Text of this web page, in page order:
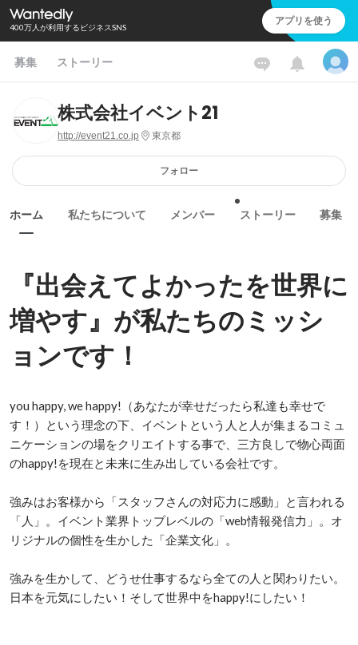
400万人が利用するビジネスSNS アプリを使う
募集 ストーリー
株式会社イベント21
http://event21.co.jp 東京都
フォロー
ホーム 私たちについて メンバー ストーリー 募集
『出会えてよかったを世界に
増やす』が私たちのミッシ
ョンです！
you happy, we happy!（あなたが幸せだったら私達も幸せで
す！）という理念の下、イベントという人と人が集まるコミュ
ニケーションの場をクリエイトする事で、三方良しで物心両面
のhappy!を現在と未来に生み出している会社です。
強みはお客様から「スタッフさんの対応力に感動」と言われる
「人」。イベント業界トップレベルの「web情報発信力」。オ
リジナルの個性を生かした「企業文化」。
強みを生かして、どうせ仕事するなら全ての人と関わりたい。
日本を元気にしたい！そして世界中をhappy!にしたい！